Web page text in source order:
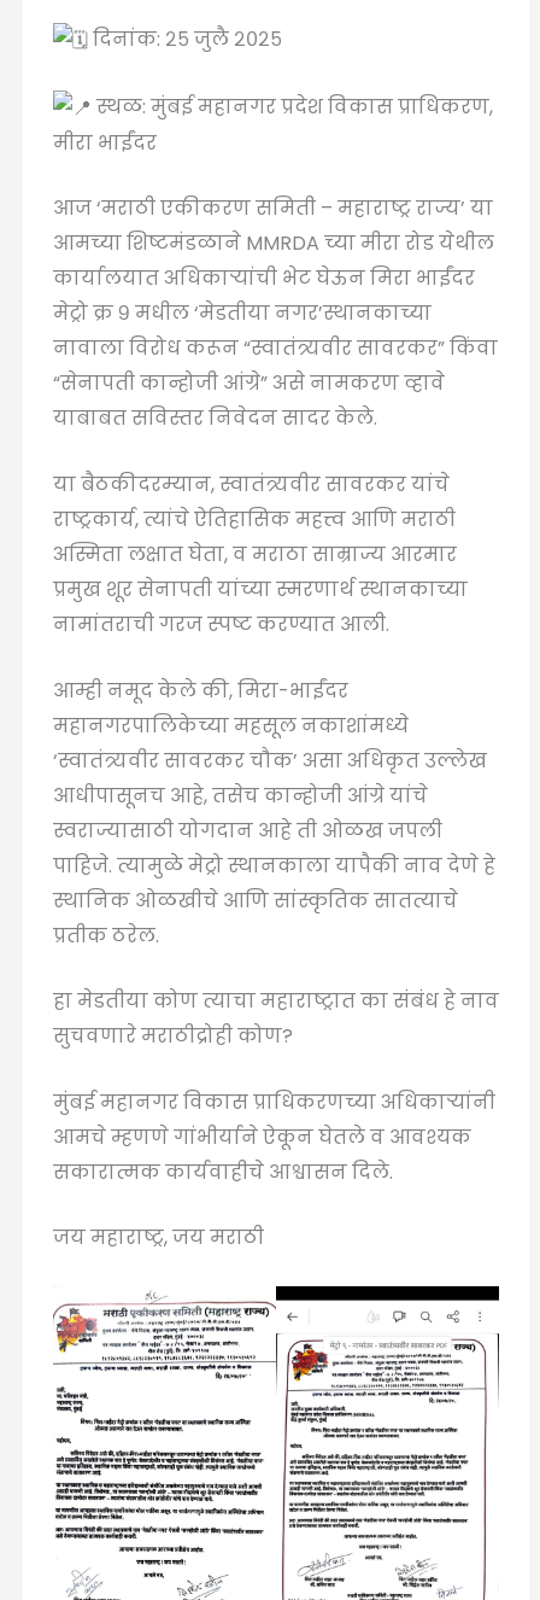
दिनांक: २५ जुलै २०२५
स्थळ: मुंबई महानगर प्रदेश विकास प्राधिकरण,
मीरा भाईंदर
आज ‘मराठी एकीकरण समिती – महाराष्ट्र राज्य’ या
आमच्या शिष्टमंडळाने MMRDA च्या मीरा रोड येथील
कार्यालयात अधिकाऱ्यांची भेट घेऊन मिरा भाईंदर
मेट्रो क्र ९ मधील ‘मेडतीया नगर’स्थानकाच्या
नावाला विरोध करून “स्वातंत्र्यवीर सावरकर” किंवा
“सेनापती कान्होजी आंग्रे” असे नामकरण व्हावे
याबाबत सविस्तर निवेदन सादर केले.
या बैठकीदरम्यान, स्वातंत्र्यवीर सावरकर यांचे
राष्ट्रकार्य, त्यांचे ऐतिहासिक महत्त्व आणि मराठी
अस्मिता लक्षात घेता, व मराठा साम्राज्य आरमार
प्रमुख शूर सेनापती यांच्या स्मरणार्थ स्थानकाच्या
नामांतराची गरज स्पष्ट करण्यात आली.
आम्ही नमूद केले की, मिरा-भाईंदर
महानगरपालिकेच्या महसूल नकाशांमध्ये
‘स्वातंत्र्यवीर सावरकर चौक’ असा अधिकृत उल्लेख
आधीपासूनच आहे, तसेच कान्होजी आंग्रे यांचे
स्वराज्यासाठी योगदान आहे ती ओळख जपली
पाहिजे. त्यामुळे मेट्रो स्थानकाला यापैकी नाव देणे हे
स्थानिक ओळखीचे आणि सांस्कृतिक सातत्याचे
प्रतीक ठरेल.
हा मेडतीया कोण त्याचा महाराष्ट्रात का संबंध हे नाव
सुचवणारे मराठीद्रोही कोण?
मुंबई महानगर विकास प्राधिकरणच्या अधिकाऱ्यांनी
आमचे म्हणणे गांभीर्याने ऐकून घेतले व आवश्यक
सकारात्मक कार्यवाहीचे आश्वासन दिले.
जय महाराष्ट्र, जय मराठी